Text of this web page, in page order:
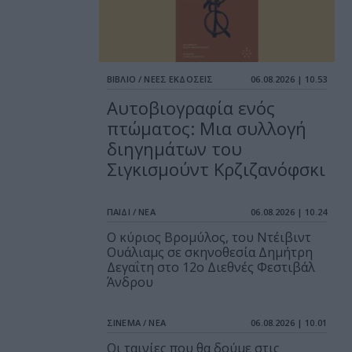
ΒΙΒΛΙΟ / ΝΕΕΣ ΕΚΔΟΣΕΙΣ 06.08.2026 | 10.53
Αυτοβιογραφία ενός
πτώματος: Μια συλλογή
διηγημάτων του
Σιγκισμούντ Κρζιζανόφσκι
ΠΑΙΔΙ / ΝΕΑ 06.08.2026 | 10.24
O κύριος Βρομύλος, του Ντέιβιντ
Ουάλιαμς σε σκηνοθεσία Δημήτρη
Δεγαΐτη στο 12ο Διεθνές Φεστιβάλ
Άνδρου
ΣΙΝΕΜΑ / ΝΕΑ 06.08.2026 | 10.01
Οι ταινίες που θα δούμε στις